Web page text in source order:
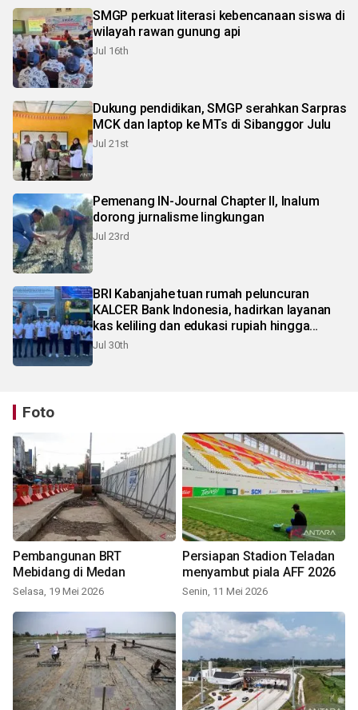
SMGP perkuat literasi kebencanaan siswa di
wilayah rawan gunung api
Jul 16th
Dukung pendidikan, SMGP serahkan Sarpras
MCK dan laptop ke MTs di Sibanggor Julu
Jul 21st
Pemenang IN-Journal Chapter II, Inalum
dorong jurnalisme lingkungan
Jul 23rd
BRI Kabanjahe tuan rumah peluncuran
KALCER Bank Indonesia, hadirkan layanan
kas keliling dan edukasi rupiah hingga
pelosok Karo
Jul 30th
Foto
Pembangunan BRT
Mebidang di Medan
Selasa, 19 Mei 2026
Persiapan Stadion Teladan
menyambut piala AFF 2026
Senin, 11 Mei 2026